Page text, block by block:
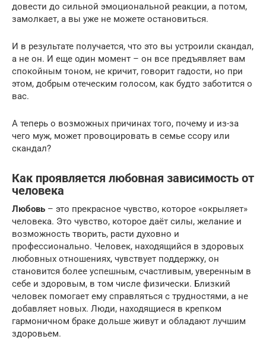
довести до сильной эмоциональной реакции, а потом,
замолкает, а вы уже не можете остановиться.
И в результате получается, что это вы устроили скандал,
а не он. И еще один момент – он все предъявляет вам
спокойным тоном, не кричит, говорит гадости, но при
этом, добрым отеческим голосом, как будто заботится о
вас.
А теперь о возможных причинах того, почему и из-за
чего муж, может провоцировать в семье ссору или
скандал?
Как проявляется любовная зависимость от
человека
Любовь – это прекрасное чувство, которое «окрыляет»
человека. Это чувство, которое даёт силы, желание и
возможность творить, расти духовно и
профессионально. Человек, находящийся в здоровых
любовных отношениях, чувствует поддержку, он
становится более успешным, счастливым, уверенным в
себе и здоровым, в том числе физически. Близкий
человек помогает ему справляться с трудностями, а не
добавляет новых. Люди, находящиеся в крепком
гармоничном браке дольше живут и обладают лучшим
здоровьем.